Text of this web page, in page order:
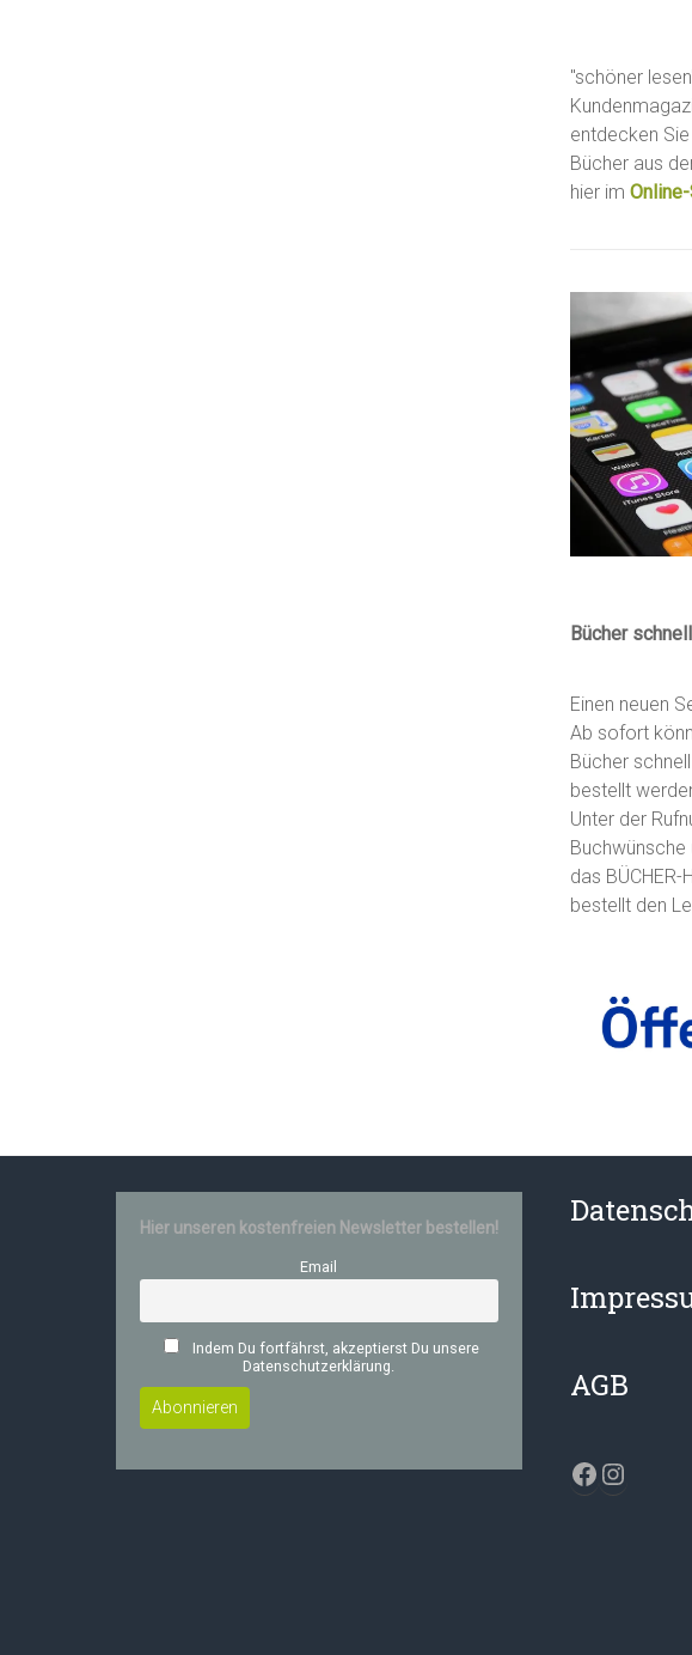
"schöner
entdecken
Bücher aus
hier im
Bücher
Einen neuen
Ab sofort
Bücher
bestellt
Unter der
das
bestellt den
Hier unseren kostenfreien Newsletter bestellen!
Email
Indem Du fortfährst, akzeptierst Du unsere
Datenschutzerklärung.
AGB
Facebook